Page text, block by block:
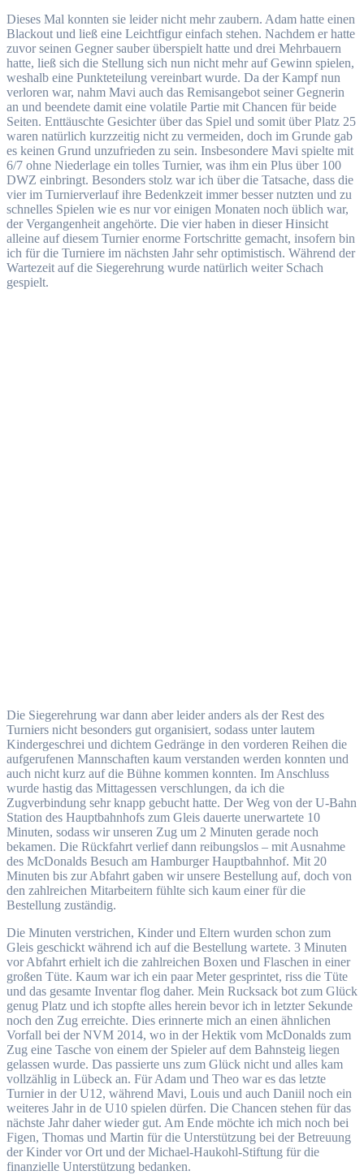
Dieses Mal konnten sie leider nicht mehr zaubern. Adam hatte einen
Blackout und ließ eine Leichtfigur einfach stehen. Nachdem er hatte
zuvor seinen Gegner sauber überspielt hatte und drei Mehrbauern
hatte, ließ sich die Stellung sich nun nicht mehr auf Gewinn spielen,
weshalb eine Punkteteilung vereinbart wurde. Da der Kampf nun
verloren war, nahm Mavi auch das Remisangebot seiner Gegnerin
an und beendete damit eine volatile Partie mit Chancen für beide
Seiten. Enttäuschte Gesichter über das Spiel und somit über Platz 25
waren natürlich kurzzeitig nicht zu vermeiden, doch im Grunde gab
es keinen Grund unzufrieden zu sein. Insbesondere Mavi spielte mit
6/7 ohne Niederlage ein tolles Turnier, was ihm ein Plus über 100
DWZ einbringt. Besonders stolz war ich über die Tatsache, dass die
vier im Turnierverlauf ihre Bedenkzeit immer besser nutzten und zu
schnelles Spielen wie es nur vor einigen Monaten noch üblich war,
der Vergangenheit angehörte. Die vier haben in dieser Hinsicht
alleine auf diesem Turnier enorme Fortschritte gemacht, insofern bin
ich für die Turniere im nächsten Jahr sehr optimistisch. Während der
Wartezeit auf die Siegerehrung wurde natürlich weiter Schach
gespielt.
Die Siegerehrung war dann aber leider anders als der Rest des
Turniers nicht besonders gut organisiert, sodass unter lautem
Kindergeschrei und dichtem Gedränge in den vorderen Reihen die
aufgerufenen Mannschaften kaum verstanden werden konnten und
auch nicht kurz auf die Bühne kommen konnten. Im Anschluss
wurde hastig das Mittagessen verschlungen, da ich die
Zugverbindung sehr knapp gebucht hatte. Der Weg von der U-Bahn
Station des Hauptbahnhofs zum Gleis dauerte unerwartete 10
Minuten, sodass wir unseren Zug um 2 Minuten gerade noch
bekamen. Die Rückfahrt verlief dann reibungslos – mit Ausnahme
des McDonalds Besuch am Hamburger Hauptbahnhof. Mit 20
Minuten bis zur Abfahrt gaben wir unsere Bestellung auf, doch von
den zahlreichen Mitarbeitern fühlte sich kaum einer für die
Bestellung zuständig.
Die Minuten verstrichen, Kinder und Eltern wurden schon zum
Gleis geschickt während ich auf die Bestellung wartete. 3 Minuten
vor Abfahrt erhielt ich die zahlreichen Boxen und Flaschen in einer
großen Tüte. Kaum war ich ein paar Meter gesprintet, riss die Tüte
und das gesamte Inventar flog daher. Mein Rucksack bot zum Glück
genug Platz und ich stopfte alles herein bevor ich in letzter Sekunde
noch den Zug erreichte. Dies erinnerte mich an einen ähnlichen
Vorfall bei der NVM 2014, wo in der Hektik vom McDonalds zum
Zug eine Tasche von einem der Spieler auf dem Bahnsteig liegen
gelassen wurde. Das passierte uns zum Glück nicht und alles kam
vollzählig in Lübeck an. Für Adam und Theo war es das letzte
Turnier in der U12, während Mavi, Louis und auch Daniil noch ein
weiteres Jahr in de U10 spielen dürfen. Die Chancen stehen für das
nächste Jahr daher wieder gut. Am Ende möchte ich mich noch bei
Figen, Thomas und Martin für die Unterstützung bei der Betreuung
der Kinder vor Ort und der Michael-Haukohl-Stiftung für die
finanzielle Unterstützung bedanken.